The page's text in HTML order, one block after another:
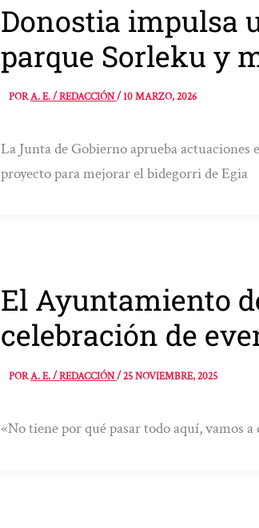
Donostia impulsa
parque Sorleku y
PORA. E. / REDACCIÓN/10 MARZO, 2026
La Junta de Gobierno aprueba
proyecto para mejorar el bidegorri de Egia
El Ayuntamiento
celebración de
PORA. E. / REDACCIÓN/25 NOVIEMBRE, 2025
«No tiene por qué pasar todo aquí, vamos